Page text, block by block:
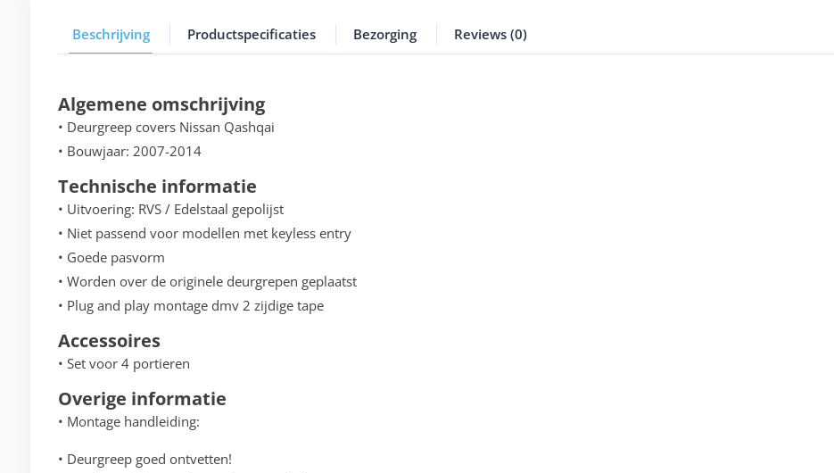
Beschrijving Productspecificaties Bezorging Reviews (0)
Algemene omschrijving
• Deurgreep covers Nissan Qashqai
• Bouwjaar: 2007-2014
Technische informatie
• Uitvoering: RVS / Edelstaal gepolijst
• Niet passend voor modellen met keyless entry
• Goede pasvorm
• Worden over de originele deurgrepen geplaatst
• Plug and play montage dmv 2 zijdige tape
Accessoires
• Set voor 4 portieren
Overige informatie
• Montage handleiding:
• Deurgreep goed ontvetten!